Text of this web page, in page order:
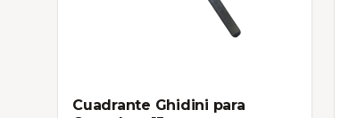
Cuadrante Ghidini para